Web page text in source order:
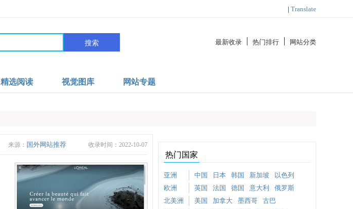
| Translate
搜索 最新收录 热门排行 网站分类
精选阅读 视觉图库 网站专题
来源： 国外网站推荐 收录时间：2022-10-07
热门国家
亚洲 中国 日本 韩国 新加坡
以色列
欧洲
英国 法国 德国 意大利
俄罗斯
北美洲
美国 加拿大 墨西哥
古巴